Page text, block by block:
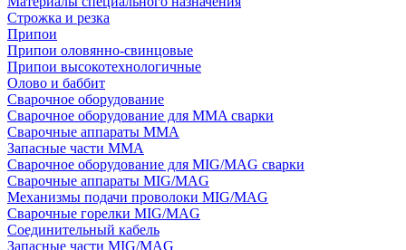
Строжка и резка
Припои
Припои оловянно-свинцовые
Припои высокотехнологичные
Олово и баббит
Сварочное оборудование
Сварочное оборудование для MMA сварки
Сварочные аппараты MMA
Запасные части MMA
Сварочное оборудование для MIG/MAG сварки
Сварочные аппараты MIG/MAG
Механизмы подачи проволоки MIG/MAG
Сварочные горелки MIG/MAG
Соединительный кабель
Запасные части MIG/MAG